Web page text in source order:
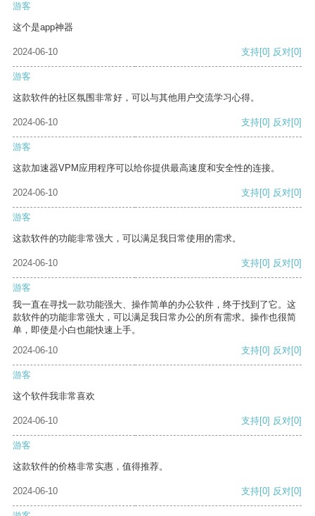
游客
这个是app神器
2024-06-10 支持[0] 反对[0]
游客
这款软件的社区氛围非常好，可以与其他用户交流学习心得。
2024-06-10 支持[0] 反对[0]
游客
这款加速器VPM应用程序可以给你提供最高速度和安全性的连接。
2024-06-10 支持[0] 反对[0]
游客
这款软件的功能非常强大，可以满足我日常使用的需求。
2024-06-10 支持[0] 反对[0]
游客
我一直在寻找一款功能强大、操作简单的办公软件，终于找到了它。这
款软件的功能非常强大，可以满足我日常办公的所有需求。操作也很简
单，即使是小白也能快速上手。
2024-06-10
支持[0] 反对[0]
游客
这个软件我非常喜欢
2024-06-10 支持[0] 反对[0]
游客
这款软件的价格非常实惠，值得推荐。
2024-06-10 支持[0] 反对[0]